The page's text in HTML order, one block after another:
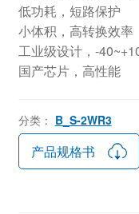
低功耗，短路保护
小体积，高转换效率
工业级设计，-
国产芯片，高性能
分类： B_S-2WR3
产品规格书